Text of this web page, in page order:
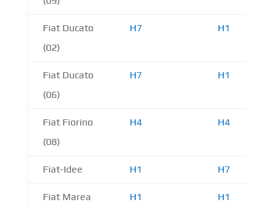
Fiat Ducato
(02)
H7 H1
Fiat Ducato
(06)
H7 H1
Fiat Fiorino
(08)
H4 H4
Fiat-Idee H1 H7
Fiat Marea H1 H1